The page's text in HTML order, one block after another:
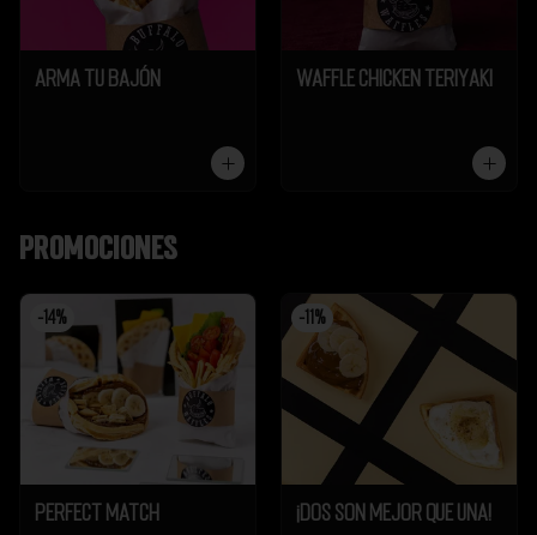
Arma tu Bajón Waffle Chicken Teriyaki
Promociones
- 14 %
Perfect Match
- %
¡Dos son mejor que UNA!